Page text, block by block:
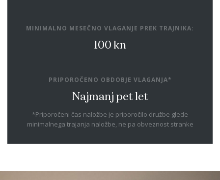
MINIMALNO MESEČNO VLAGANJE PREK TRAJNIKA:
100 kn
PRIPOROČENO OBDOBJE VLAGANJA*
Najmanj pet let
*Priporočeni čas naložbe je priporočilo družbe glede
minimalnega trajanja naložbe, ne pa obveznost stranke